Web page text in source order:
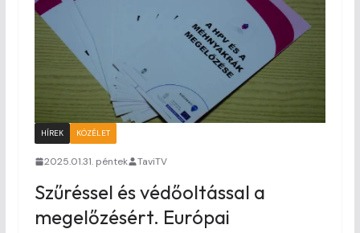
HÍREK KÖZÉLET
2025.01.31. péntek TaviTV
Szűréssel és védőoltással a
megelőzésért. Európai